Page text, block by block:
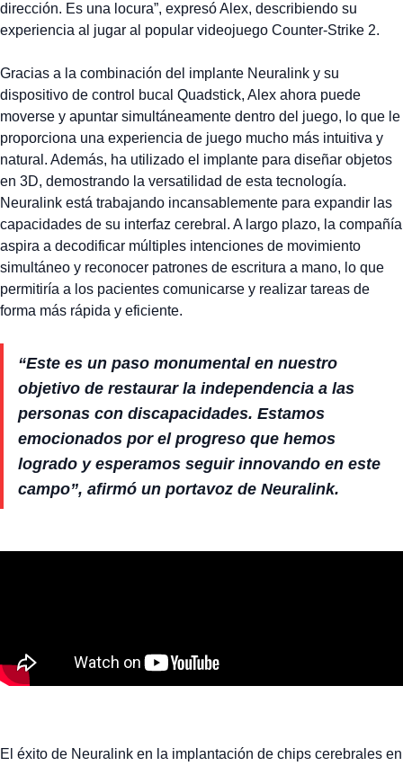
dirección. Es una locura”, expresó Alex, describiendo su
experiencia al jugar al popular videojuego Counter-Strike 2.
Gracias a la combinación del implante Neuralink y su
dispositivo de control bucal Quadstick, Alex ahora puede
moverse y apuntar simultáneamente dentro del juego, lo que le
proporciona una experiencia de juego mucho más intuitiva y
natural. Además, ha utilizado el implante para diseñar objetos
en 3D, demostrando la versatilidad de esta tecnología.
Neuralink está trabajando incansablemente para expandir las
capacidades de su interfaz cerebral. A largo plazo, la compañía
aspira a decodificar múltiples intenciones de movimiento
simultáneo y reconocer patrones de escritura a mano, lo que
permitiría a los pacientes comunicarse y realizar tareas de
forma más rápida y eficiente.
“Este es un paso monumental en nuestro
objetivo de restaurar la independencia a las
personas con discapacidades. Estamos
emocionados por el progreso que hemos
logrado y esperamos seguir innovando en este
campo”, afirmó un portavoz de Neuralink.
El éxito de Neuralink en la implantación de chips cerebrales en